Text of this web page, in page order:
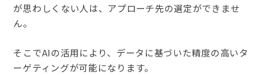
が思わしくない人は、アプローチ先の選定ができませ
ん。
そこでAIの活用により、データに基づいた精度の高いタ
ーゲティングが可能になります。